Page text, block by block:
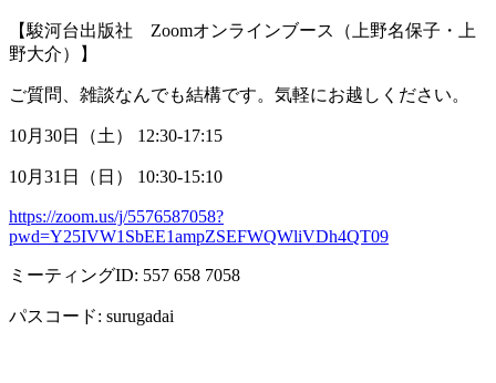
【駿河台出版社 Zoomオンラインブース（上野名保子・上
野大介）】
ご質問、雑談なんでも結構です。気軽にお越しください。
10月 30日（土） 12:30-17:15
10月 31 日（日） 10:30-15:10
https://zoom.us/j/5576587058?
pwd=Y25IVW1SbEE1ampZSEFWQWliVDh4QT09
ミーティングID: 557 658 7058
パスコード: surugadai